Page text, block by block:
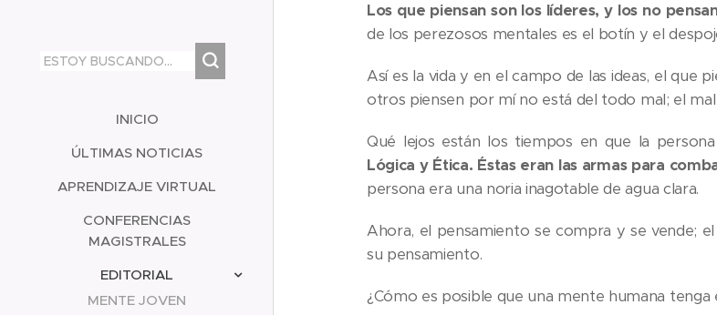
INICIO
ÚLTIMAS NOTICIAS
APRENDIZAJE VIRTUAL
CONFERENCIAS
MAGISTRALES
EDITORIAL
MENTE JOVEN
Los que piensan son los líderes, y los no
de los perezosos mentales es el botín y el
Así es la vida y en el campo de las ideas, el que
otros piensen por mí no está del todo mal; el
Qué lejos están los tiempos en que la
Lógica y Ética. Éstas eran las armas para
persona era una noria inagotable de agua clara.
Ahora, el pensamiento se compra y se vende;
su pensamiento.
¿Cómo es posible que una mente humana